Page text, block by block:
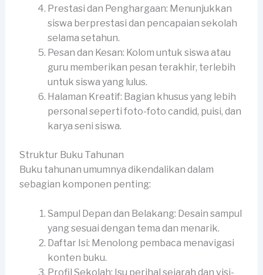
Prestasi dan Penghargaan: Menunjukkan
siswa berprestasi dan pencapaian sekolah
selama setahun.
Pesan dan Kesan: Kolom untuk siswa atau
guru memberikan pesan terakhir, terlebih
untuk siswa yang lulus.
Halaman Kreatif: Bagian khusus yang lebih
personal seperti foto-foto candid, puisi, dan
karya seni siswa.
Struktur Buku Tahunan
Buku tahunan umumnya dikendalikan dalam
sebagian komponen penting:
Sampul Depan dan Belakang: Desain sampul
yang sesuai dengan tema dan menarik.
Daftar Isi: Menolong pembaca menavigasi
konten buku.
Profil Sekolah: Isu perihal sejarah dan visi-